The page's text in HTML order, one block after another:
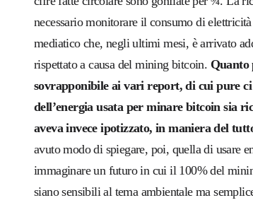
necessario monitorare il consumo di
mediatico che, negli ultimi mesi, è arrivato
rispettato a causa del mining bitcoin. Quanto
sovrapponibile ai vari report, di cui pure
dell’energia usata per minare bitcoin sia
aveva invece ipotizzato, in maniera del
avuto modo di spiegare, poi, quella di usare
immaginare un futuro in cui il 100% del
siano sensibili al tema ambientale ma